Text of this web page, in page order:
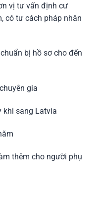
vị tư vấn định cư
có tư cách pháp nhân
bị hồ sơ cho đến
gia
khi sang Latvia
thêm cho người phụ